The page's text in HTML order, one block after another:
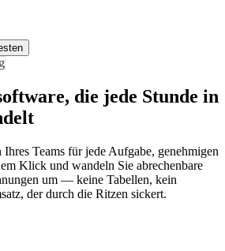
die jede Stunde in
Ihres Teams für jede Aufgabe, genehmigen
Klick und wandeln Sie abrechenbare
um — keine Tabellen, kein
der durch die Ritzen sickert.